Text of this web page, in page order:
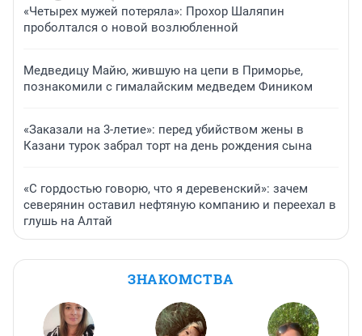
«Четырех мужей потеряла»: Прохор Шаляпин
проболтался о новой возлюбленной
Медведицу Майю, жившую на цепи в Приморье,
познакомили с гималайским медведем Фиником
«Заказали на 3-летие»: перед убийством жены в
Казани турок забрал торт на день рождения сына
«С гордостью говорю, что я деревенский»: зачем
северянин оставил нефтяную компанию и переехал в
глушь на Алтай
ЗНАКОМСТВА